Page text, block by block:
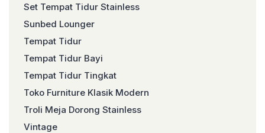
Set Tempat Tidur Stainless
Sunbed Lounger
Tempat Tidur
Tempat Tidur Bayi
Tempat Tidur Tingkat
Toko Furniture Klasik Modern
Troli Meja Dorong Stainless
Vintage